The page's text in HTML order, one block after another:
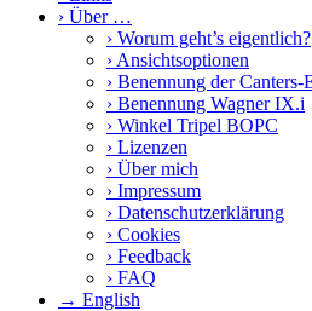
› Über …
› Worum geht’s eigentlich?
› Ansichtsoptionen
› Benennung der Canters-
› Benennung Wagner IX.i
› Winkel Tripel BOPC
› Lizenzen
› Über mich
› Impressum
› Datenschutzerklärung
› Cookies
› Feedback
› FAQ
→ English